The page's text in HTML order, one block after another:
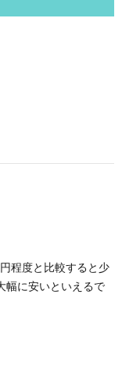
程度と比較すると少
幅に安いといえるで